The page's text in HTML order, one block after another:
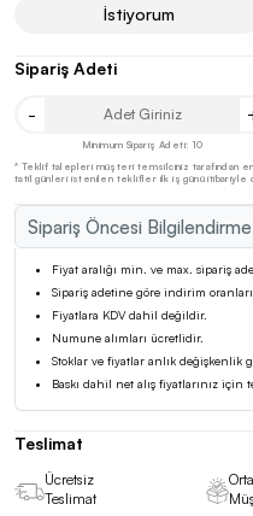
Sipariş Öncesi Bilgilendirme
Fiyat aralığı min. ve max. sipariş
Sipariş adetine göre indirim
Fiyatlara KDV dahil değildir.
Numune alımları ücretlidir.
Stoklar ve fiyatlar anlık değişkenlik
Baskı dahil net alış fiyatlarınız için
İstiyorum
Sipariş Adeti
-
Minimum Sipariş Adeti: 10
* Teklif talepleri müşteri temsilciniz tarafından
tatil günleri istenilen teklifler ilk iş günü itibariyle
Teslimat
Ücretsiz
Teslimat